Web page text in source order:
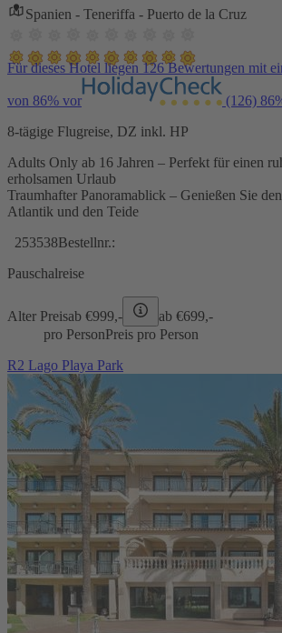
Spanien - Teneriffa - Puerto de la Cruz
Für dieses Hotel liegen 126 Bewertungen mit
von 86% vor (126)
8-tägige Flugreise, DZ inkl. HP
Adults Only ab 16 Jahren – Perfekt für einen
erholsamen Urlaub
Traumhafter Panoramablick – Genießen Sie
Atlantik und den Teide
253538Bestellnr.:
Pauschalreise
Alter Preisab €999,- ab €699,-
pro PersonPreis pro Person
R2 Lago Playa Park